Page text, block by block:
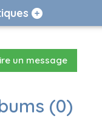
un message
(0)